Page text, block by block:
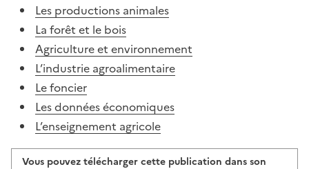
Les productions animales
La forêt et le bois
Agriculture et environnement
L’industrie agroalimentaire
Le foncier
Les données économiques
L’enseignement agricole
Vous pouvez télécharger cette publication dans son